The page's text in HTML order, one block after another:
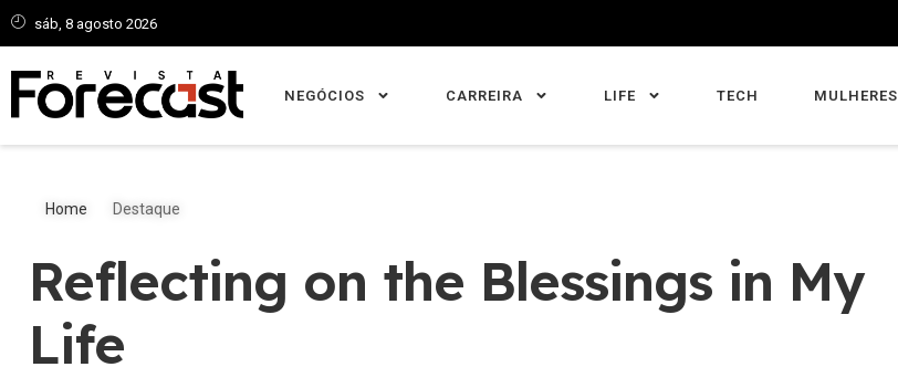
sáb, 8 agosto 2026
NEGÓCIOS CARREIRA LIFE TECH MULHERES
Home Destaque
Reflecting on the Blessings in My
Life